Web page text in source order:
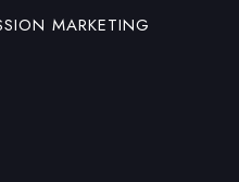
MARKETING